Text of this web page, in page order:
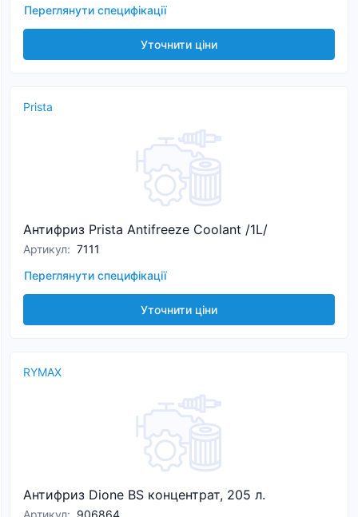
Переглянути специфікації
Уточнити ціни
Prista
Антифриз Prista Antifreeze Coolant /1L/
Артикул: 7111
Переглянути специфікації
Уточнити ціни
RYMAX
Антифриз Dione BS концентрат, 205 л.
Артикул: 906864